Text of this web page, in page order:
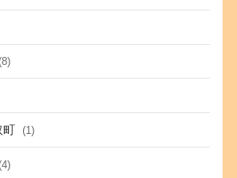
町 (1)